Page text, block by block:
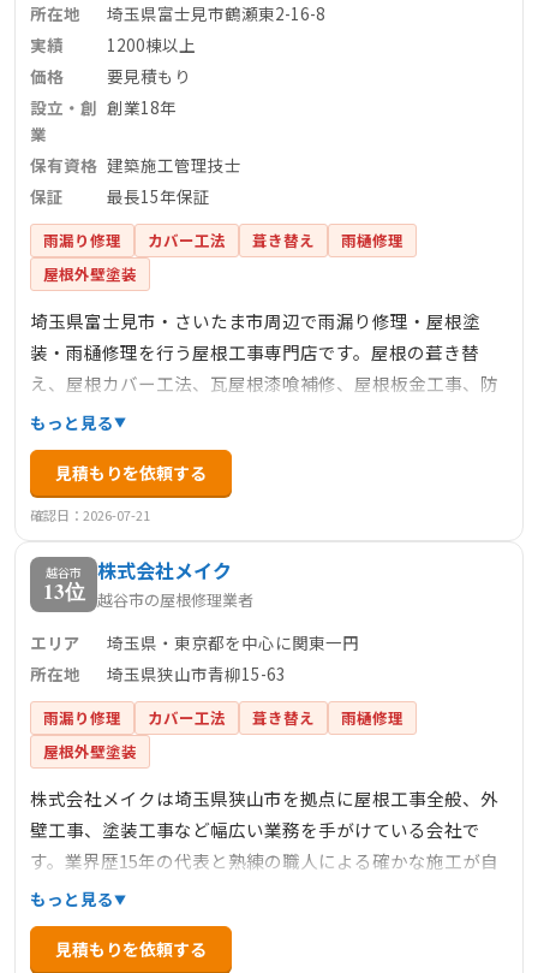
所在地
埼玉県富士見市鶴瀬東2-16-8
実績
1200棟以上
価格
要見積もり
設立・創
業
創業18年
保有資格 建築施工管理技士
保証
最長15年保証
雨漏り修理 カバー工法 葺き替え
雨樋修理
屋根外壁塗装
埼玉県富士見市・さいたま市周辺で雨漏り修理・屋根塗
装・雨樋修理を行う屋根工事専門店です。屋根の葺き替
え、屋根カバー工法、瓦屋根漆喰補修、屋根板金工事、防
水工事なども承っております。創業18年、累計1,200棟の施
工実績があり、建築施工管理技士など有資格者が現場で施
工いたします。自社施工により中間マージンなしの低価格
を実現し、最長15年保証で定期点検も行います。
もっと見る
見積もりを依頼する
確認日：2026-07-21
越谷市
13位
株式会社メイク
越谷市の屋根修理業者
エリア
埼玉県・東京都を中心に関東一円
所在地
埼玉県狭山市青柳15-63
雨漏り修理 カバー工法 葺き替え
雨樋修理
屋根外壁塗装
株式会社メイクは埼玉県狭山市を拠点に屋根工事全般、外
壁工事、塗装工事など幅広い業務を手がけている会社で
す。業界歴15年の代表と熟練の職人による確かな施工が自
慢で、お打ち合わせからアフターフォローまでお客様に寄
り添ってサポートしています。自慢のフットワークを活か
し、埼玉県・東京都を中心に関東一円で活動しており、雨
もっと見る
見積もりを依頼する